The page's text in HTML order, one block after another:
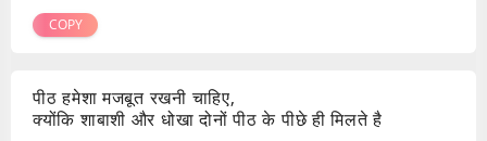
COPY
पीठ हमेशा मजबूत रखनी चाहिए,
क्योंकि शाबाशी और धोखा दोनों पीठ के पीछे ही मिलते है